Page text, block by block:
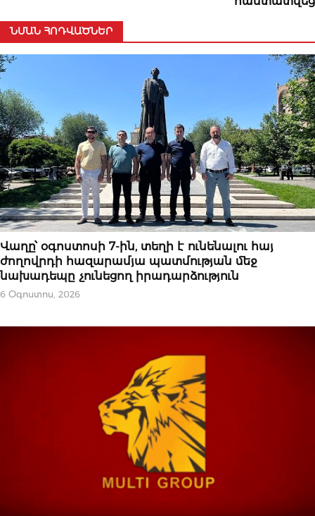
ՆՄԱՆ ՀՈԴՎԱԾՆԵՐ
ԿԱՐԵՎՈՐԸ
Վաղը՝ օգոստոսի 7-ին, տեղի է ունենալու հայ
ժողովրդի հազարամյա պատմության մեջ
նախադեպը չունեցող իրադարձություն
6 Օգոստոս, 2026